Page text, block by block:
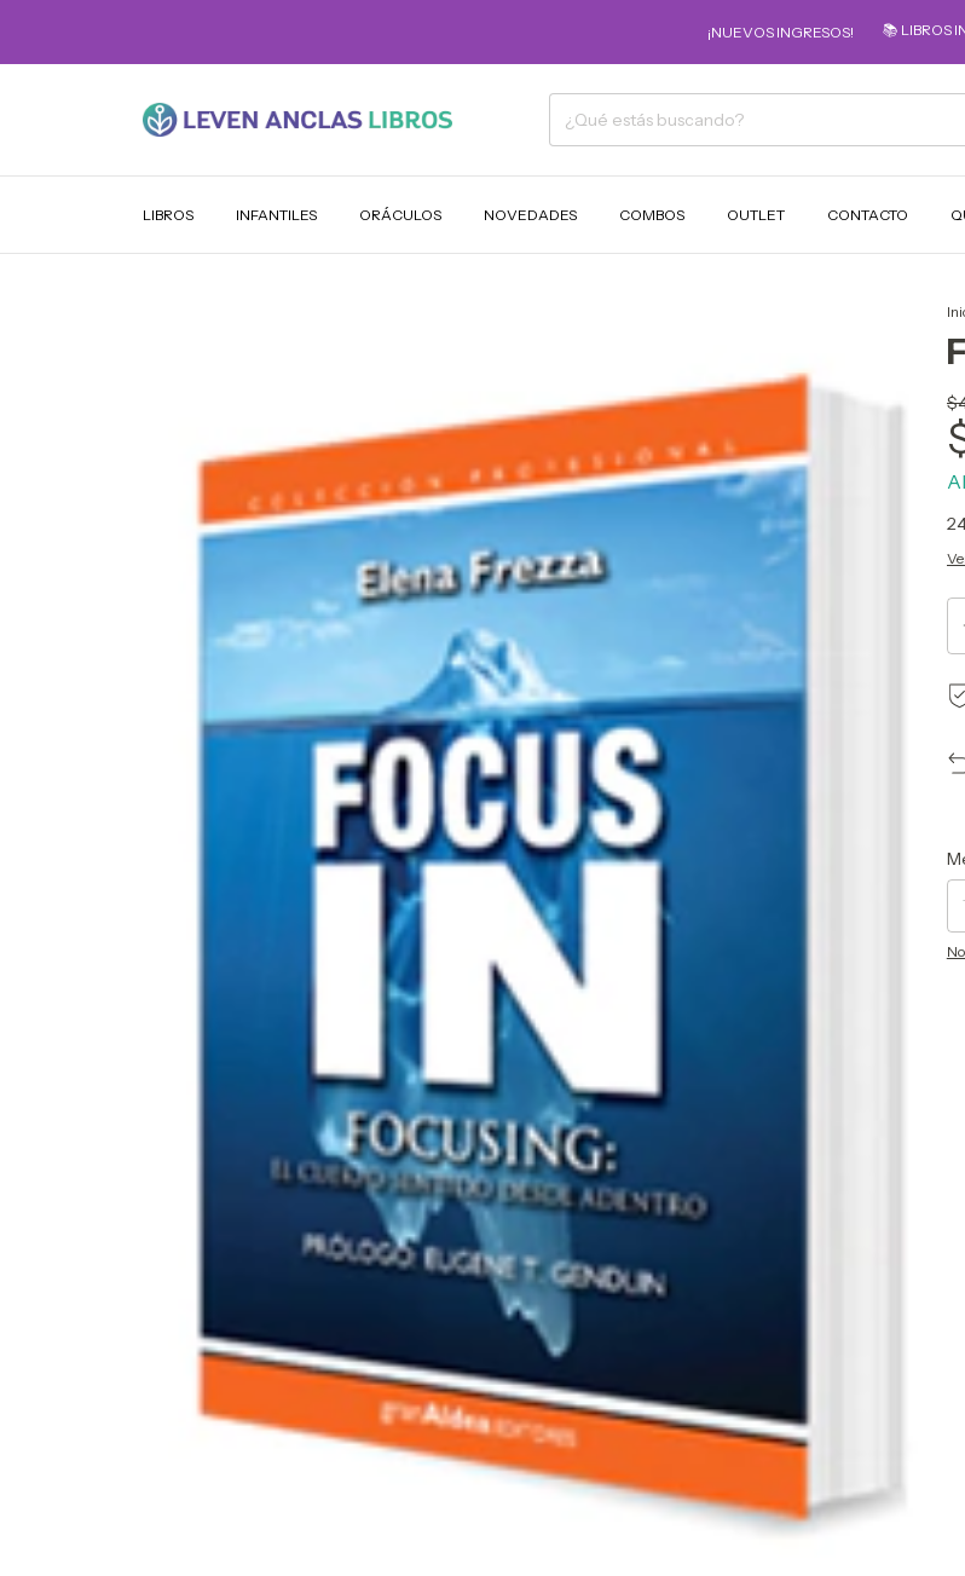
¡NUEVOS INGRESOS! 📚 LIBROS
LIBROS INFANTILES ORÁCULOS NOVEDADES COMBOS OUTLET CONTACTO